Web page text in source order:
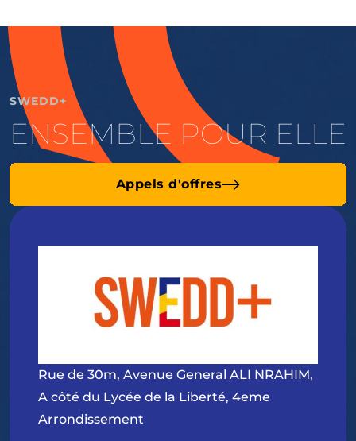
SWEDD+
ENSEMBLE POUR ELLE
Appels d'offres
Rue de 30m, Avenue General ALI NRAHIM,
A côté du Lycée de la Liberté, 4eme
Arrondissement